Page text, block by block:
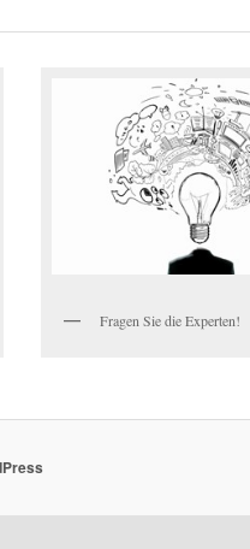
Fragen Sie die Experten!